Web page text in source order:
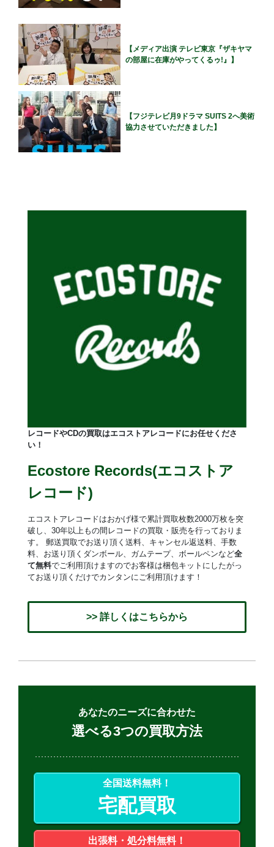
【メディア出演 テレビ東京『ザキヤマ
の部屋に在庫がやってくるゥ!』】
【フジテレビ月9ドラマ SUITS 2へ美術
協力させていただきました】
レコードやCDの買取はエコストアレコードにお任せくださ
い！
Ecostore Records(エコストア
レコード)
エコストアレコードはおかげ様で累計買取枚数2000万枚を突
破し、30年以上もの間レコードの買取・販売を行っておりま
す。 郵送買取でお送り頂く送料、キャンセル返送料、手数
料、お送り頂くダンボール、ガムテープ、ボールペンなど全
て無料でご利用頂けますのでお客様は梱包キットにしたがっ
てお送り頂くだけでカンタンにご利用頂けます！
>> 詳しくはこちらから
あなたのニーズに合わせた
選べる3つの買取方法
全国送料無料！
宅配買取
出張料・処分料無料！